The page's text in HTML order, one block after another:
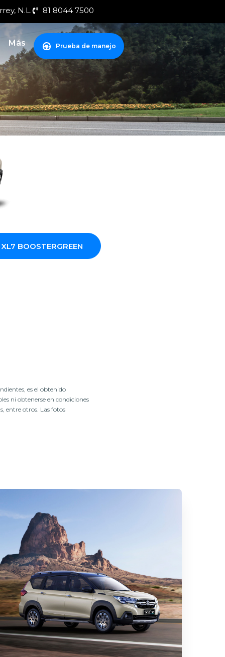
N.L. 81 8044 7500
Más Prueba de manejo
BOOSTERGREEN
es el obtenido
ni obtenerse en condiciones
entre otros. Las fotos